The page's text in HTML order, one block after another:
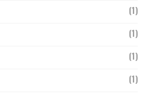
(1)
(1)
(1)
(1)